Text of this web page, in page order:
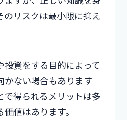
のリスクは最小限に抑え
投資をする目的によって
かない場合もあります
で得られるメリットは多
値はあります。